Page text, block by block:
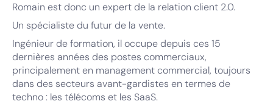
Romain est donc un expert de la relation client 2.0.
Un spécialiste du futur de la vente.
Ingénieur de formation, il occupe depuis ces 15
dernières années des postes commerciaux,
principalement en management commercial, toujours
dans des secteurs avant-gardistes en termes de
techno : les télécoms et les SaaS.